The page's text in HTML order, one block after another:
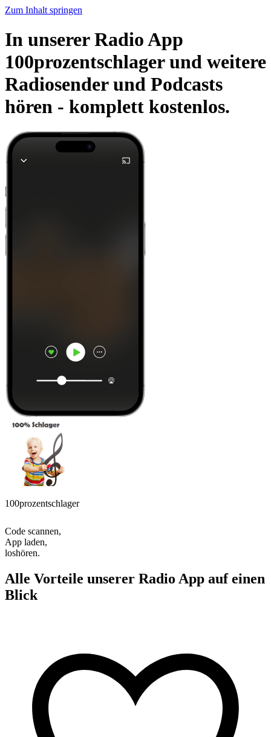
Zum Inhalt springen
In unserer Radio App
100prozentschlager und weitere
Radiosender und Podcasts
hören - komplett kostenlos.
100prozentschlager
Code scannen,
App laden,
loshören.
Alle Vorteile unserer Radio App auf einen
Blick